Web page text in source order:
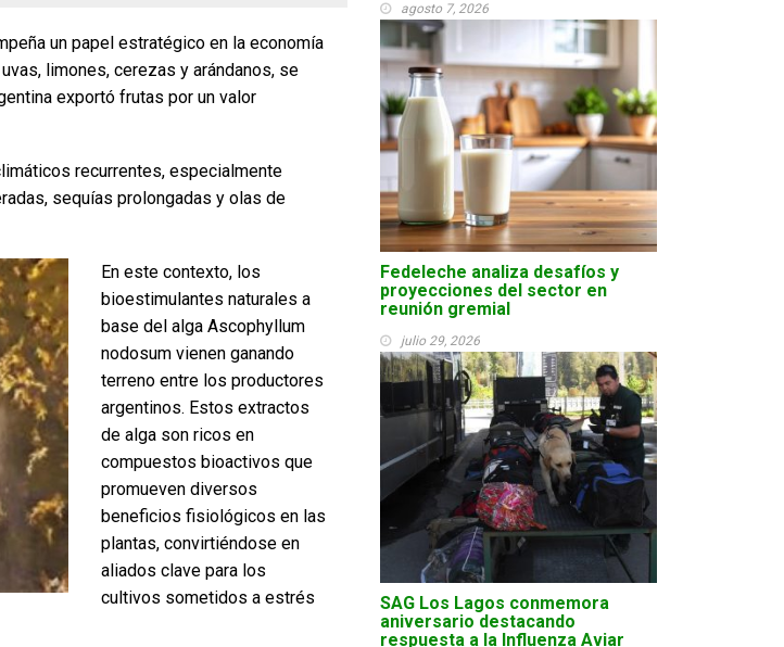
un papel estratégico en la economía
limones, cerezas y arándanos, se
exportó frutas por un valor
recurrentes, especialmente
sequías prolongadas y olas de
En este contexto, los
bioestimulantes naturales a
base del alga Ascophyllum
nodosum vienen ganando
terreno entre los productores
argentinos. Estos extractos
de alga son ricos en
compuestos bioactivos que
promueven diversos
beneficios fisiológicos en las
plantas, convirtiéndose en
aliados clave para los
cultivos sometidos a estrés
agosto 7, 2026
Fedeleche analiza desafíos y
proyecciones del sector en
reunión gremial
julio 29, 2026
SAG Los Lagos conmemora
aniversario destacando
respuesta a la Influenza Aviar